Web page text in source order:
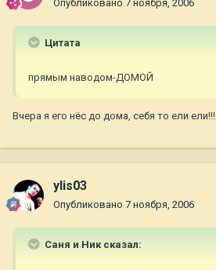
Опубликовано 7 ноября, 2006
Цитата
прямым наводом-ДОМОЙ
Вчера я его нёс до дома, себя то ели ели!!!
ylis03
Опубликовано 7 ноября, 2006
Саня и Ник сказал: